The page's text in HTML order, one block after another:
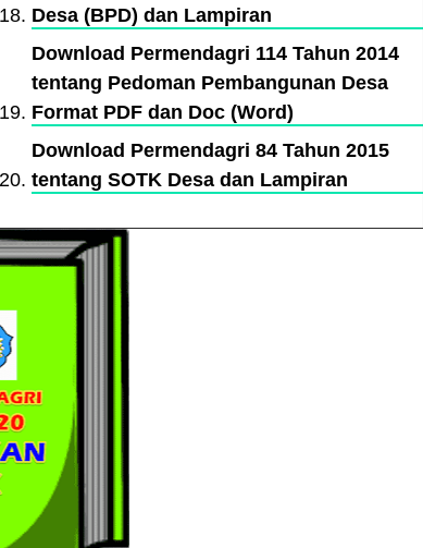
Desa (BPD) dan Lampiran
Download Permendagri 114 Tahun 2014
tentang Pedoman Pembangunan Desa
Format PDF dan Doc (Word)
Download Permendagri 84 Tahun 2015
tentang SOTK Desa dan Lampiran